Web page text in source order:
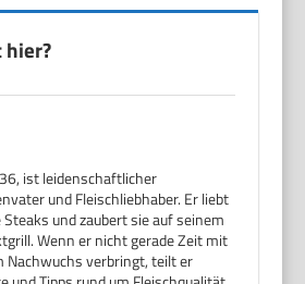
ist leidenschaftlicher
und Fleischliebhaber. Er liebt
und zaubert sie auf seinem
Wenn er nicht gerade Zeit mit
Nachwuchs verbringt, teilt er